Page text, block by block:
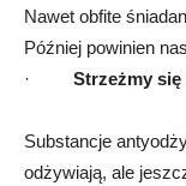
Nawet obfite
Później powinien
·
Strzeżmy
Substancje
odżywiają, ale